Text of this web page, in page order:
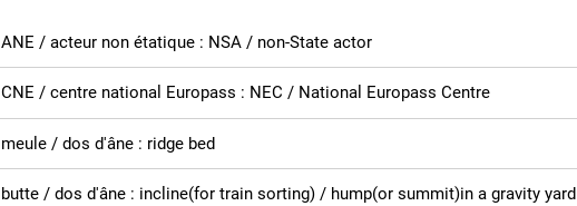
ANE / acteur non étatique : NSA / non-State actor
CNE / centre national Europass : NEC / National Europass Centre
meule / dos d'âne : ridge bed
butte / dos d'âne : incline(for train sorting) / hump(or summit)in a gravity yard